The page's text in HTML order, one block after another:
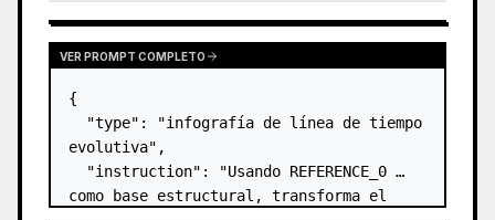
VER PROMPT COMPLETO
{
  "type": "infografía de línea de tiempo
evolutiva",
  "instruction": "Usando REFERENCE_0
como base estructural, transforma el